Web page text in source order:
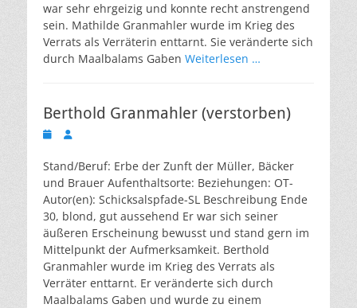
war sehr ehrgeizig und konnte recht anstrengend
sein. Mathilde Granmahler wurde im Krieg des
Verrats als Verräterin enttarnt. Sie veränderte sich
durch Maalbalams Gaben Weiterlesen …
Berthold Granmahler (verstorben)
Veröffentlicht
Autor
Stand/Beruf: Erbe der Zunft der Müller, Bäcker
und Brauer Aufenthaltsorte: Beziehungen: OT-
Autor(en): Schicksalspfade-SL Beschreibung Ende
30, blond, gut aussehend Er war sich seiner
äußeren Erscheinung bewusst und stand gern im
Mittelpunkt der Aufmerksamkeit. Berthold
Granmahler wurde im Krieg des Verrats als
Verräter enttarnt. Er veränderte sich durch
Maalbalams Gaben und wurde zu einem